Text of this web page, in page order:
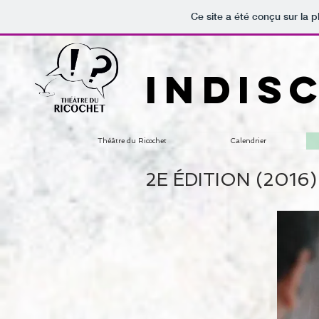
Ce site a été conçu sur la
Théâtre du Ricochet Calendrier
2E ÉDITION (2016)